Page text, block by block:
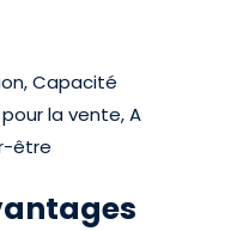
Capacité
la vente, A
être